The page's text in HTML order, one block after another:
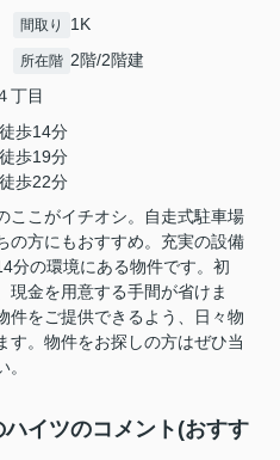
間取り 1K
所在階 2階/2階建
丁目
歩14分
歩19分
歩22分
ここがイチオシ。自走式駐車場
の方にもおすすめ。充実の設備
分の環境にある物件です。初
現金を用意する手間が省けま
件をご提供できるよう、日々物
す。物件をお探しの方はぜひ当
イツのコメント(おすす